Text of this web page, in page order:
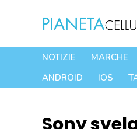
contenuto
NOTIZIE MARCHE
ANDROID
IOS